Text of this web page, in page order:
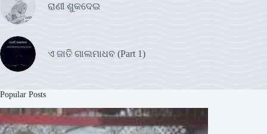
ରାଣୀ ଶୁକଦେଇ
ଏ ଜାତି ଗାଲମାଧବ (Part 1)
Popular Posts